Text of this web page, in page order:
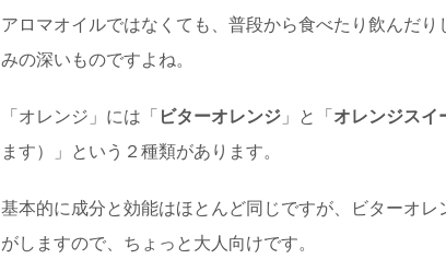
返信する際のマナー！「行
書類などを返信する際は、「行」と
社交ダンスパーティーに行く
社交ダンスパーティーに招待された
アロマオイルではなくても、普段から食べたり飲んだ
みの深いものですよね。
「オレンジ」には「 ビターオレンジ 」と「 オレンジスイ
ます）」という２種類があります。
基本的に成分と効能はほとんど同じですが、ビターオレ
がしますので、ちょっと大人向けです。